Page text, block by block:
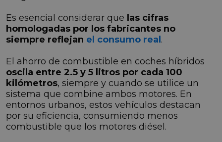
Es esencial considerar que las cifras
homologadas por los fabricantes no
siempre reflejan el consumo real.
El ahorro de combustible en coches híbridos
oscila entre 2.5 y 5 litros por cada 100
kilómetros, siempre y cuando se utilice un
sistema que combine ambos motores. En
entornos urbanos, estos vehículos destacan
por su eficiencia, consumiendo menos
combustible que los motores diésel.